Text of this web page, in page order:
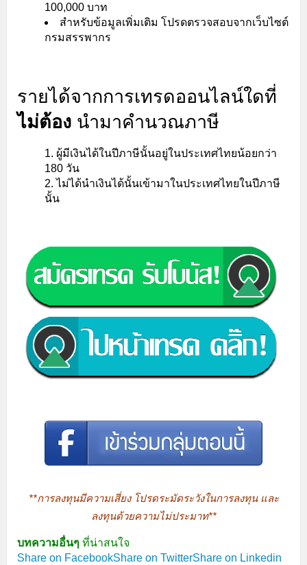
100,000 บาท
สำหรับข้อมูลเพิ่มเติม โปรดตรวจสอบจากเว็บไซต์
กรมสรรพากร
รายได้จากการเทรดออนไลน์ใดที่
ไม่ต้อง นำมาคำนวณภาษี
ผู้มีเงินได้ในปีภาษีนั้นอยู่ในประเทศไทยน้อยกว่า
180 วัน
ไม่ได้นำเงินได้นั้นเข้ามาในประเทศไทยในปีภาษี
นั้น
**การลงทุนมีความเสี่ยง โปรดระมัดระวังในการลงทุน และ
ลงทุนด้วยความไม่ประมาท**
บทความอื่นๆ ที่น่าสนใจ
Share on FacebookShare on TwitterShare on Linkedin